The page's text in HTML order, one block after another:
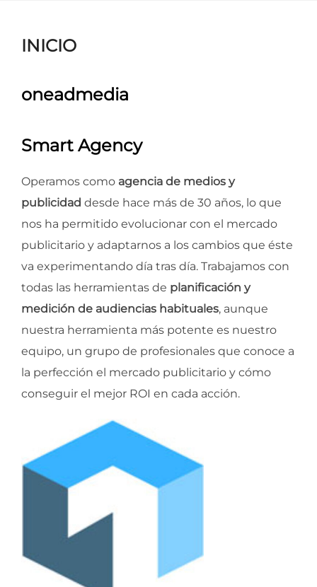
INICIO
oneadmedia
Smart Agency
Operamos como agencia de medios y
publicidad desde hace más de 30 años, lo que
nos ha permitido evolucionar con el mercado
publicitario y adaptarnos a los cambios que éste
va experimentando día tras día. Trabajamos con
todas las herramientas de planificación y
medición de audiencias habituales, aunque
nuestra herramienta más potente es nuestro
equipo, un grupo de profesionales que conoce a
la perfección el mercado publicitario y cómo
conseguir el mejor ROI en cada acción.